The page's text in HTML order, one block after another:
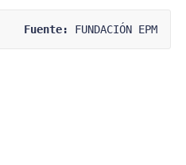
Fuente: FUNDACIÓN EPM